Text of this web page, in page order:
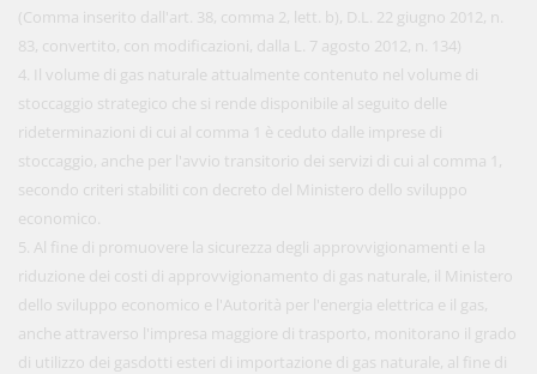
(Comma inserito dall'art. 38, comma 2, lett. b), D.L. 22 giugno 2012, n.
83, convertito, con modificazioni, dalla L. 7 agosto 2012, n. 134)
4. Il volume di gas naturale attualmente contenuto nel volume di
stoccaggio strategico che si rende disponibile al seguito delle
rideterminazioni di cui al comma 1 è ceduto dalle imprese di
stoccaggio, anche per l'avvio transitorio dei servizi di cui al comma 1,
secondo criteri stabiliti con decreto del Ministero dello sviluppo
economico.
5. Al fine di promuovere la sicurezza degli approvvigionamenti e la
riduzione dei costi di approvvigionamento di gas naturale, il Ministero
dello sviluppo economico e l'Autorità per l'energia elettrica e il gas,
anche attraverso l'impresa maggiore di trasporto, monitorano il grado
di utilizzo dei gasdotti esteri di importazione di gas naturale, al fine di